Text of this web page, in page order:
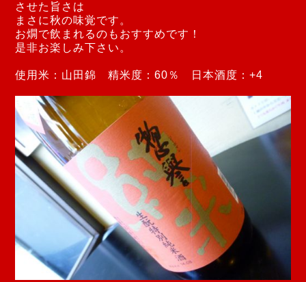
させた旨さは
まさに秋の味覚です。
お燗で飲まれるのもおすすめです！
是非お楽しみ下さい。
使用米：山田錦 精米度：60％ 日本酒度：+4